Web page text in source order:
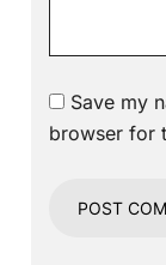
Save my
browser for